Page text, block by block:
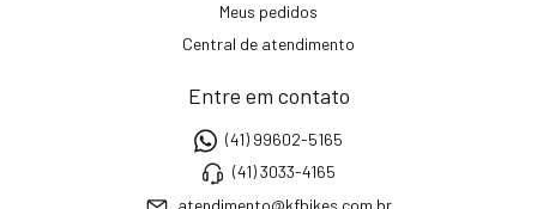
Meus pedidos
Central de atendimento
Entre em contato
(41) 99602-5165
(41) 3033-4165
atendimento@kfbikes.com.br